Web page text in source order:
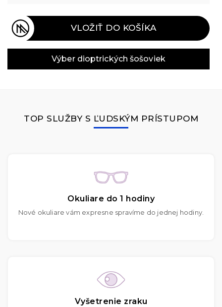
VLOŽIŤ DO KOŠÍKA
Výber dioptrických šošoviek
TOP SLUŽBY S ĽUDSKÝM PRÍSTUPOM
Okuliare do 1 hodiny
Nové okuliare vám expresne spravíme do jednej hodiny.
Vyšetrenie zraku